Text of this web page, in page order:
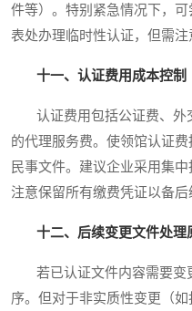
件等）。特别紧急情况下，
表处办理临时性认证，但需注
十一、认证费用成本控制
认证费用包括公证费、外
的代理服务费。使领馆认证
民事文件。建议企业采用集
注意保留所有缴费凭证以备后
十二、后续变更文件处理
若已认证文件内容需要变
序。但对于非实质性变更（